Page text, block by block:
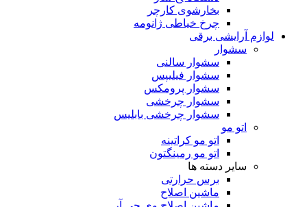
بخارشوی کارچر
چرخ خیاطی ژانومه
لوازم آرایشی برقی
سشوار
سشوار سالنی
سشوار فیلیپس
سشوار پرومکس
سشوار چرخشی
سشوار چرخشی بابلیس
اتو مو
اتو مو کراتینه
اتو مو رمینگتون
سایر دسته ها
برس حرارتی
ماشین اصلاح